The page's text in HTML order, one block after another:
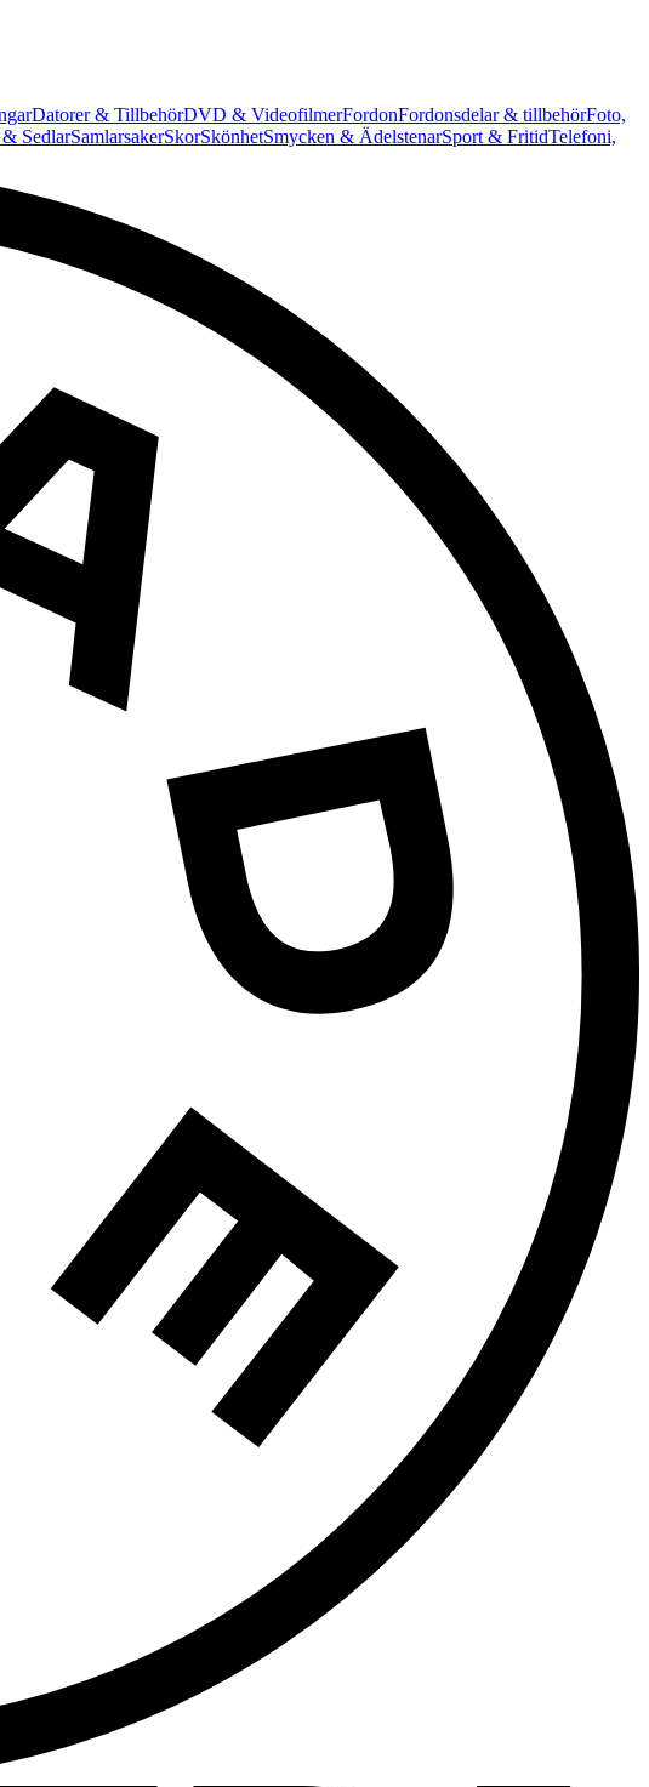
Datorer & TillbehörDVD & VideofilmerFordonFordonsdelar & tillbehörFoto,
SedlarSamlarsakerSkorSkönhetSmycken & ÄdelstenarSport & FritidTelefoni,